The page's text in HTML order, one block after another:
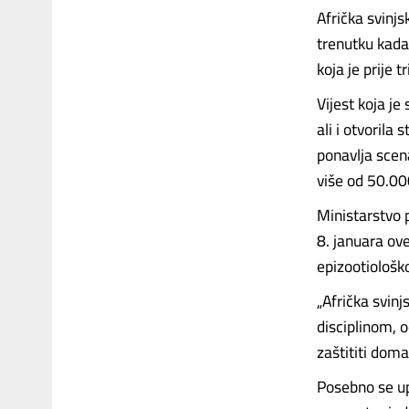
Afrička
trenutku
koja je prije
Vijest koja je
ali i otvorila
ponavlja
više od
Ministarstvo
8. januara
„Afrička
disciplinom,
zaštititi
Posebno se